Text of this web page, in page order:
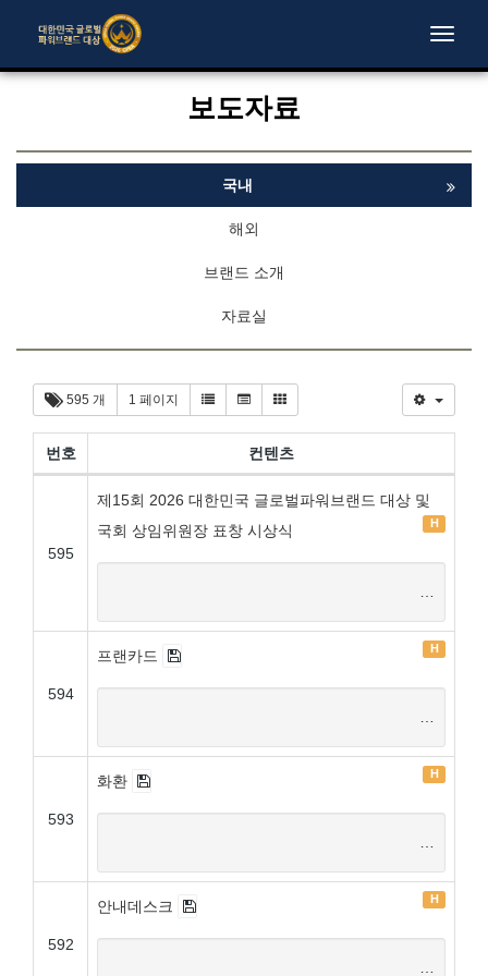
Toggle
보도자료
국내
해외
브랜드 소개
자료실
595 개 1 페이지
번호 컨텐츠
595
제15회 2026 대한민국 글로벌파워브랜드 대상 및
국회 상임위원장 표창 시상식
H
…
594
프랜카드 H
…
593
화환 H
…
592
안내데스크 H
…